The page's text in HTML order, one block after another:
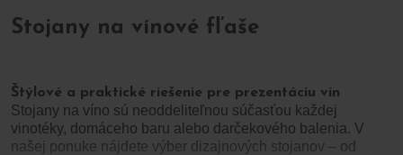
Stojany na vínové fľaše
Štýlové a praktické riešenie pre prezentáciu vín
Stojany na víno sú neoddeliteľnou súčasťou každej
vinotéky, domáceho baru alebo darčekového balenia. V
našej ponuke nájdete výber dizajnových stojanov – od